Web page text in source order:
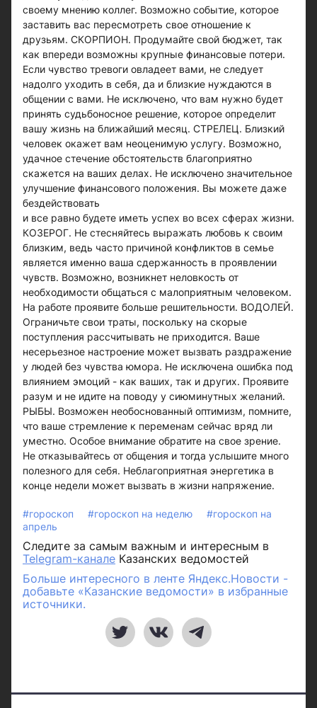
своему мнению коллег. Возможно событие, которое
заставить вас пересмотреть свое отношение к
друзьям. СКОРПИОН. Продумайте свой бюджет, так
как впереди возможны крупные финансовые потери.
Если чувство тревоги овладеет вами, не следует
надолго уходить в себя, да и близкие нуждаются в
общении с вами. Не исключено, что вам нужно будет
принять судьбоносное решение, которое определит
вашу жизнь на ближайший месяц. СТРЕЛЕЦ. Близкий
человек окажет вам неоценимую услугу. Возможно,
удачное стечение обстоятельств благоприятно
скажется на ваших делах. Не исключено значительное
улучшение финансового положения. Вы можете даже
бездействовать
и все равно будете иметь успех во всех сферах жизни.
КОЗЕРОГ. Не стесняйтесь выражать любовь к своим
близким, ведь часто причиной конфликтов в семье
является именно ваша сдержанность в проявлении
чувств. Возможно, возникнет неловкость от
необходимости общаться с малоприятным человеком.
На работе проявите больше решительности. ВОДОЛЕЙ.
Ограничьте свои траты, поскольку на скорые
поступления рассчитывать не приходится. Ваше
несерьезное настроение может вызвать раздражение
у людей без чувства юмора. Не исключена ошибка под
влиянием эмоций - как ваших, так и других. Проявите
разум и не идите на поводу у сиюминутных желаний.
РЫБЫ. Возможен необоснованный оптимизм, помните,
что ваше стремление к переменам сейчас вряд ли
уместно. Особое внимание обратите на свое зрение.
Не отказывайтесь от общения и тогда услышите много
полезного для себя. Неблагоприятная энергетика в
конце недели может вызвать в жизни напряжение.
#гороскоп #гороскоп на неделю
#гороскоп на
апрель
Следите за самым важным и интересным в
Telegram-канале Казанских ведомостей
Больше интересного в ленте Яндекс.Новости -
добавьте «Казанские ведомости» в избранные
источники.